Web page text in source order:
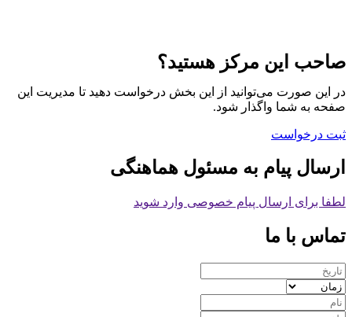
صاحب این مرکز هستید؟
در این صورت می‌توانید از این بخش درخواست دهید تا مدیریت این
صفحه به شما واگذار شود.
ثبت درخواست
ارسال پیام به مسئول هماهنگی
لطفا برای ارسال پیام خصوصی وارد شوید
تماس با ما